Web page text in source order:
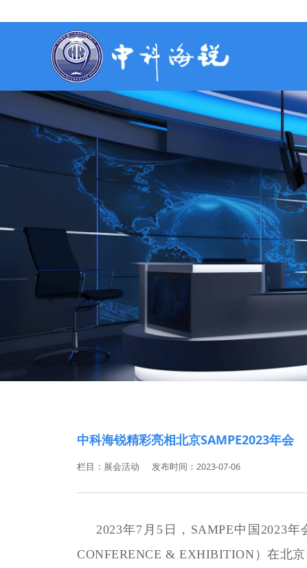
中科海锐精彩亮相北京SAMPE2023年会
栏目：展会活动 发布时间：2023-07-06
2023年7月5日，SAMPE中国2023
CONFERENCE & EXHIBITION）在北